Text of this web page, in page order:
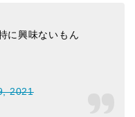
に興味ないもん
2021